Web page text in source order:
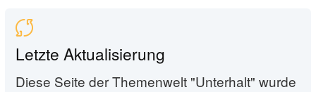
Letzte Aktualisierung
Diese Seite der Themenwelt "Unterhalt" wurde